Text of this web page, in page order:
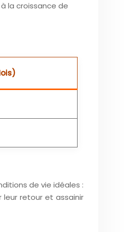
la croissance de
de vie idéales :
leur retour et assainir